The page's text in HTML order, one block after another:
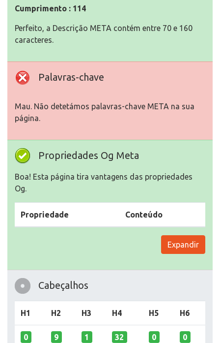
Cumprimento : 114
Perfeito, a Descrição META contém entre 70 e 160
caracteres.
Palavras-chave
Mau. Não detetámos palavras-chave META na sua
página.
Propriedades Og Meta
Boa! Esta página tira vantagens das propriedades
Og.
Propriedade Conteúdo
Expandir
Cabeçalhos
H1 H2 H3 H4 H5 H6
0 9 1 32 0 0